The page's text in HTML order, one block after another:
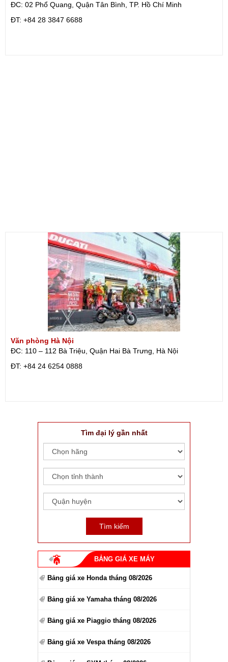
ĐC: 02 Phổ Quang, Quận Tân Bình, TP. Hồ Chí Minh
ÐT: +84 28 3847 6688
Văn phòng Hà Nội
ĐC: 110 – 112 Bà Triệu, Quận Hai Bà Trưng, Hà Nội
ÐT: +84 24 6254 0888
Tìm đại lý gần nhất
BẢNG GIÁ XE MÁY
Bảng giá xe Honda tháng 08/2026
Bảng giá xe Yamaha tháng 08/2026
Bảng giá xe Piaggio tháng 08/2026
Bảng giá xe Vespa tháng 08/2026